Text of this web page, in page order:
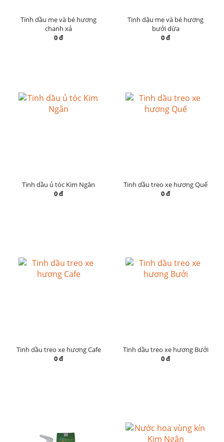
Tinh dầu mẹ và bé hương
chanh xả
0 đ
Tinh dậu mẹ và bé hương
bưởi dừa
0 đ
Tinh dầu ủ tóc Kim Ngân
0 đ
Tinh dầu treo xe hương Quế
0 đ
Tinh dầu treo xe hương Cafe
0 đ
Tinh dầu treo xe hương Bưởi
0 đ